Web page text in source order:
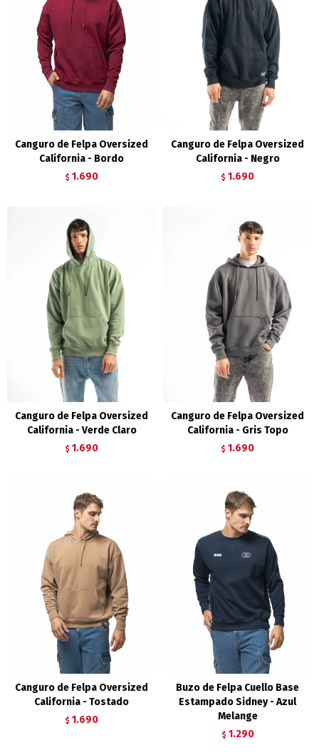
Canguro de Felpa Oversized
California - Bordo
$ 1.690
Canguro de Felpa Oversized
California - Negro
$ 1.690
Canguro de Felpa Oversized
California - Verde Claro
$ 1.690
Canguro de Felpa Oversized
California - Gris Topo
$ 1.690
Canguro de Felpa Oversized
California - Tostado
$ 1.690
Buzo de Felpa Cuello Base
Estampado Sidney - Azul
Melange
$ 1.290